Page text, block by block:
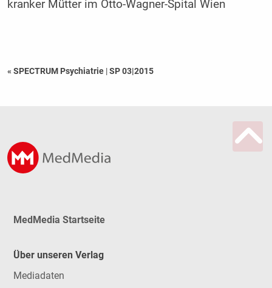
kranker Mütter im Otto-Wagner-Spital Wien
« SPECTRUM Psychiatrie |SP 03|2015
MedMedia Startseite
Über unseren Verlag
Mediadaten